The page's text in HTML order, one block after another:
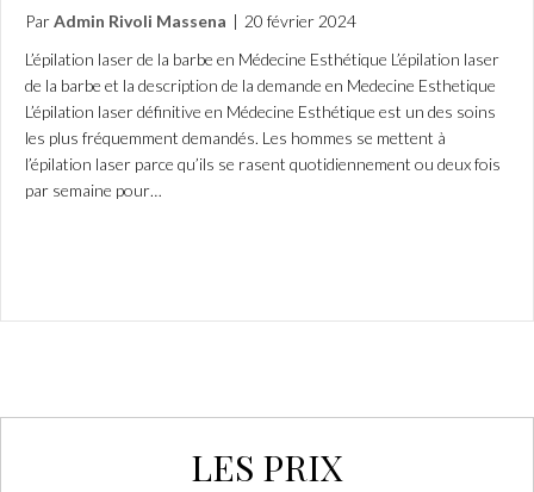
ParAdmin Rivoli Massena | 20 février 2024
L’épilation laser de la barbe en Médecine Esthétique L’épilation laser
de la barbe et la description de la demande en Medecine Esthetique
L’épilation laser définitive en Médecine Esthétique est un des soins
les plus fréquemment demandés. Les hommes se mettent à
l’épilation laser parce qu’ils se rasent quotidiennement ou deux fois
par semaine pour…
LES PRIX